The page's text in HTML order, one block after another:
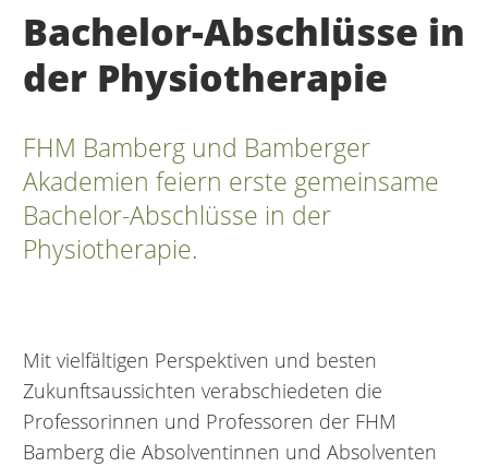
Bachelor-Abschlüsse in
der Physiotherapie
FHM Bamberg und Bamberger
Akademien feiern erste gemeinsame
Bachelor-Abschlüsse in der
Physiotherapie.
Mit vielfältigen Perspektiven und besten
Zukunftsaussichten verabschiedeten die
Professorinnen und Professoren der FHM
Bamberg die Absolventinnen und Absolventen